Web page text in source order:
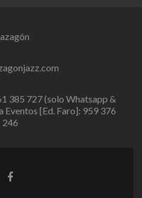
385 727 (solo Whatsapp &
Eventos [Ed. Faro]: 959 376
246
Enlace